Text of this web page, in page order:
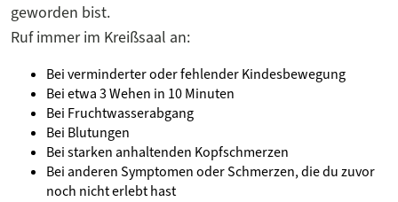
geworden bist.
Ruf immer im Kreißsaal an:
Bei verminderter oder fehlender Kindesbewegung
Bei etwa 3 Wehen in 10 Minuten
Bei Fruchtwasserabgang
Bei Blutungen
Bei starken anhaltenden Kopfschmerzen
Bei anderen Symptomen oder Schmerzen, die du zuvor
noch nicht erlebt hast